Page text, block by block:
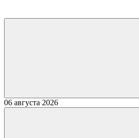
06 августа 2026